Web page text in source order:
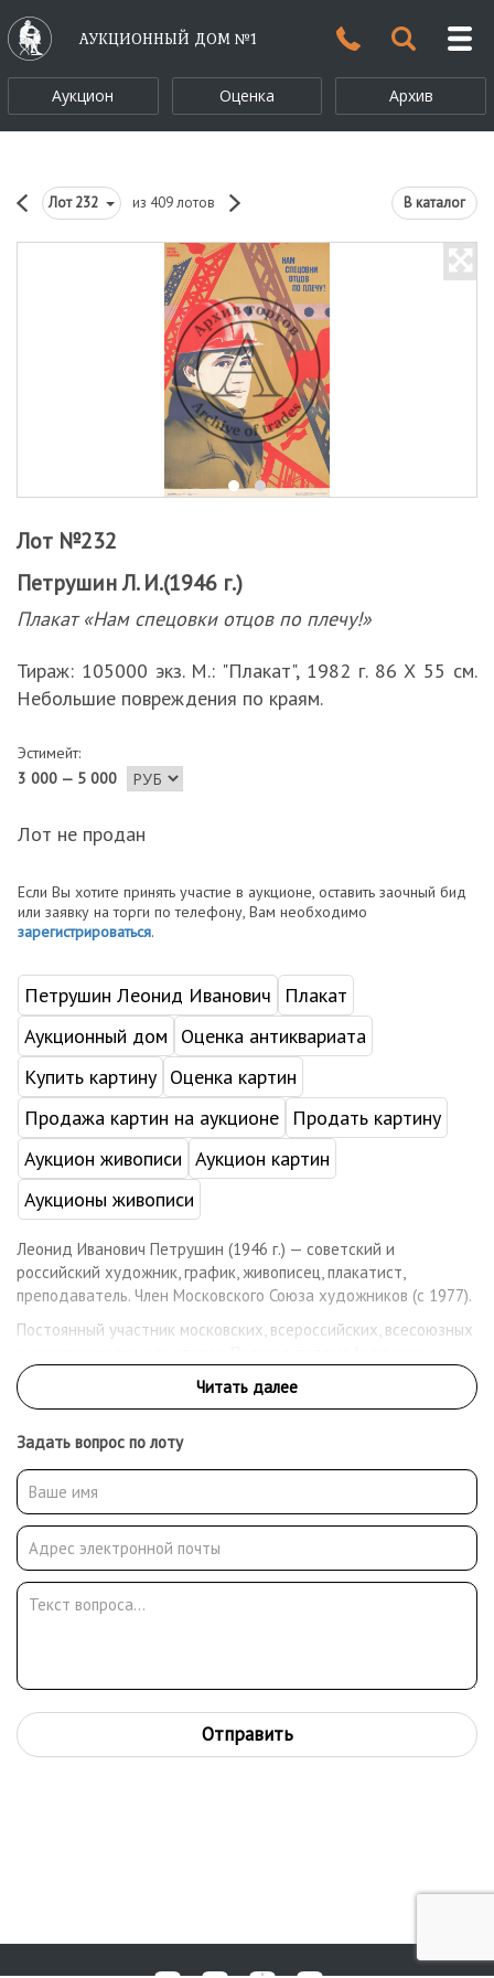
АУКЦИОННЫЙ ДОМ №1
Аукцион Оценка Архив
Лот232 из 409 лотов В каталог
Лот №232
Петрушин Л. И.(1946 г.)
Плакат «Нам спецовки отцов по плечу!»
Тираж: 105000 экз. М.: "Плакат", 1982 г. 86 Х 55 см.
Небольшие повреждения по краям.
Эстимейт:
3 000 — 5 000
Лот не продан
Если Вы хотите принять участие в аукционе, оставить заочный бид
или заявку на торги по телефону, Вам необходимо
зарегистрироваться.
Петрушин Леонид Иванович
Плакат
Аукционный дом
Оценка антиквариата
Купить картину Оценка картин
Продажа картин на аукционе
Продать картину
Аукцион живописи Аукцион картин
Аукционы живописи
Леонид Иванович Петрушин (1946 г.) — советский и
российский художник, график, живописец, плакатист,
преподаватель. Член Московского Союза художников (с 1977).
Постоянный участник московских, всероссийских, всесоюзных
художеств за лучший плакат года (1978). Дипломант
Международного конкурса плаката в Варшаве (1980; первая
плакаты, экспонируемые на всероссийских и всесоюзных
выставках.
Задать вопрос по лоту
Отправить